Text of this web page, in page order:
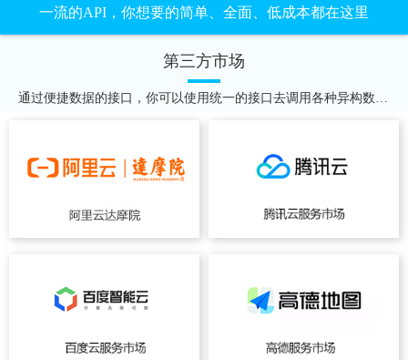
一流的API，你想要的简单、全面、低成本都在这里
第三方市场